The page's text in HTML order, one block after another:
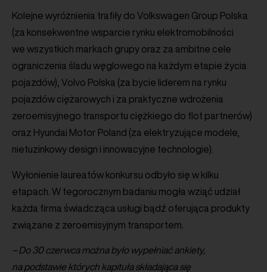
Kolejne wyróżnienia trafiły do Volkswagen Group Polska
(za konsekwentne wsparcie rynku elektromobilności
we wszystkich markach grupy oraz za ambitne cele
ograniczenia śladu węglowego na każdym etapie życia
pojazdów), Volvo Polska (za bycie liderem na rynku
pojazdów ciężarowych i za praktyczne wdrożenia
zeroemisyjnego transportu ciężkiego do flot partnerów)
oraz Hyundai Motor Poland (za elektryzujące modele,
nietuzinkowy design i innowacyjne technologie).
Wyłonienie laureatów konkursu odbyło się w kilku
etapach. W tegorocznym badaniu mogła wziąć udział
każda firma świadcząca usługi bądź oferująca produkty
związane z zeroemisyjnym transportem.
– Do 30 czerwca można było wypełniać ankiety,
na podstawie których kapituła składająca się